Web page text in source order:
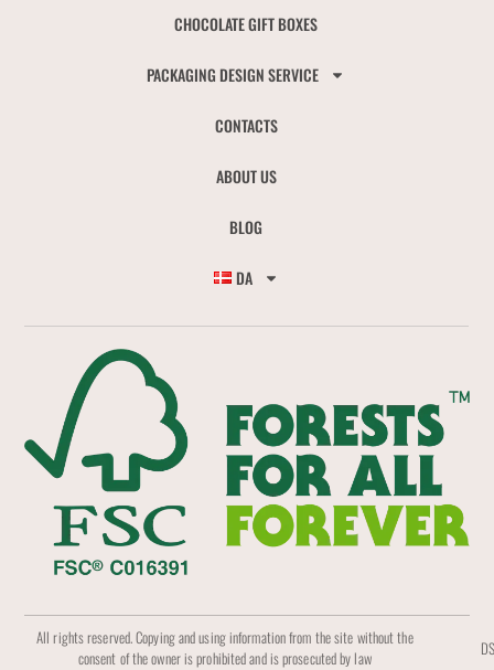
CHOCOLATE GIFT BOXES
PACKAGING DESIGN SERVICE
CONTACTS
ABOUT US
BLOG
DA
All rights reserved. Copying and using information from the site without the
consent of the owner is prohibited and is prosecuted by law